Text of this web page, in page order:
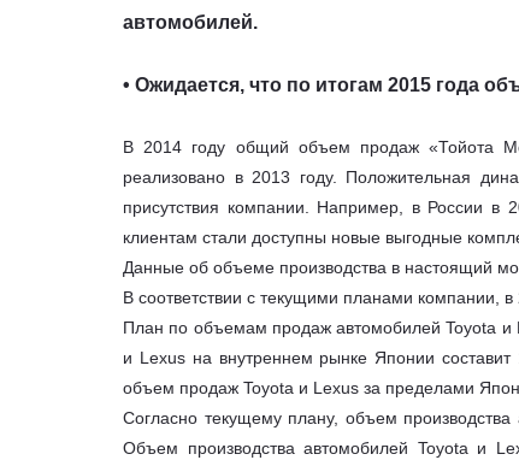
автомобилей.
• Ожидается, что по итогам 2015 года
В 2014 году общий объем продаж «Тойота
реализовано в 2013 году. Положительная
присутствия компании. Например, в России в
клиентам стали доступны новые выгодные
Данные об объеме производства в настоящий
В соответствии с текущими планами компании,
План по объемам продаж автомобилей Toyota
и Lexus на внутреннем рынке Японии
объем продаж Toyota и Lexus за пределами
Согласно текущему плану, объем
Объем производства автомобилей Toyota и